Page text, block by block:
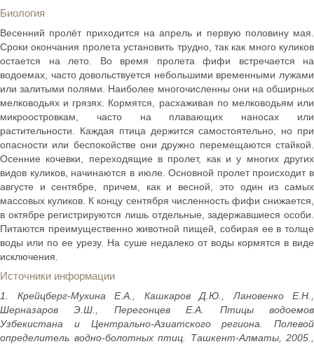
Биология
Весенний пролёт приходится на апрель и первую половину мая.
Сроки окончания пролета установить трудно, так как много куликов
остается на лето. Во время пролета фифи встречается на
водоемах, часто довольствуется небольшими временными лужами
или залитыми полями. Наиболее многочисленны они на обширных
мелководьях и грязях. Кормятся, расхаживая по мелководьям или
микроостровкам, часто на плавающих наносах или
растительности. Каждая птица держится самостоятельно, но при
опасности или беспокойстве они дружно перемещаются стайкой.
Осенние кочевки, переходящие в пролет, как и у многих других
видов куликов, начинаются в июле. Основной пролет происходит в
августе и сентябре, причем, как и весной, это один из самых
массовых куликов. К концу сентября численность фифи снижается,
в октябре регистрируются лишь отдельные, задержавшиеся особи.
Питаются преимущественно животной пищей, собирая ее в толще
воды или по ее урезу. На суше недалеко от воды кормятся в виде
исключения.
Источники информации
1. Крейцберг-Мухина Е.А., Кашкаров Д.Ю., Лановенко Е.Н.,
Шерназаров Э.Ш., Перегонцев Е.А. Птицы водоемов
Узбекистана и Центрально-Азиатского региона. Полевой
определитель водно-болотных птиц. Ташкент-Алматы, 2005.,